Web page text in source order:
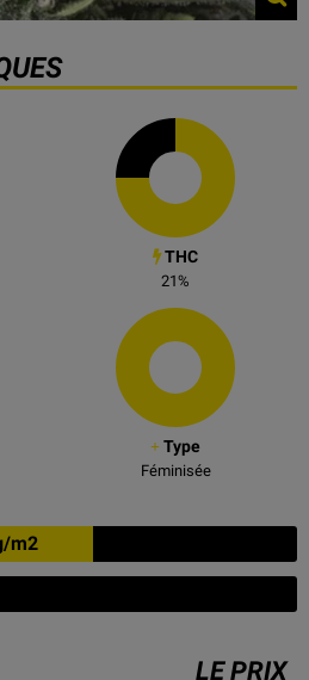
THC
21%
Type
Féminisée
m2
LE PRIX